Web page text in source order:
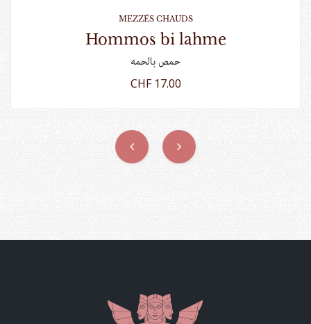
MEZZÉS CHAUDS
hommos bi lahme
حمص بالحمه
CHF 17.00